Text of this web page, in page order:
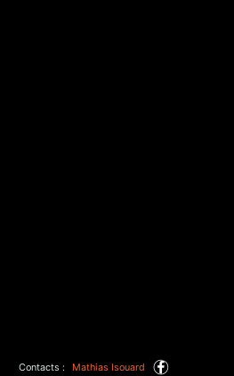
Contacts : Mathias Isouard